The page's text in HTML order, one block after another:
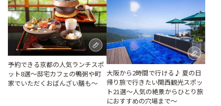
予約できる京都の人気ランチスポ
ット8選～邸宅カフェの鴨粥や町
家でいただくおばんざい膳も～
大阪から2時間で行ける♪ 夏の日
帰り旅で行きたい関西観光スポッ
ト21選～人気の絶景からひとり旅
におすすめの穴場まで～